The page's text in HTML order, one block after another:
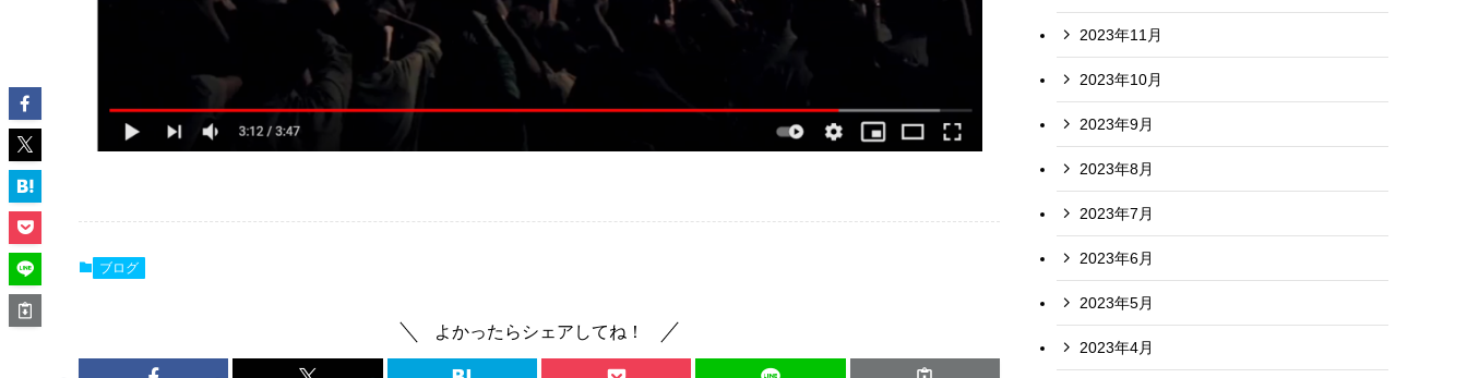
ブログ
よかったらシェアしてね！
2023年11月
2023年10月
2023年9月
2023年8月
2023年7月
2023年6月
2023年5月
2023年4月